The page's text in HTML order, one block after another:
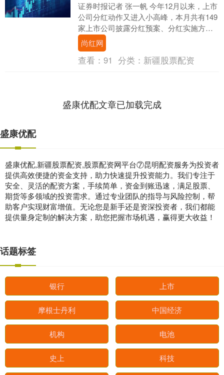
证券时报记者 张一帆 今年12月以来，上市
公司分红动作又进入小高峰，本月共有149
家上市公司披露分红预案、分红实施方
案，实施或计划实施分红金额共计超670亿
元。....
尚红网
查看： 91 分类： 新疆股票配资
盛康优配文章已加载完成
盛康优配
盛康优配,新疆股票配资,股票配资网平台⑦昆明配资服务为投资者
提供高效便捷的资金支持，助力快速提升投资能力。我们专注于
安全、灵活的配资方案，手续简单，资金到账迅速，满足股票、
期货等多领域的投资需求。通过专业团队的指导与风险控制，帮
助客户实现财富增值。无论您是新手还是资深投资者，我们都能
提供量身定制的解决方案，助您把握市场机遇，赢得更大收益！
话题标签
银行 上市
摩根士丹利 中国经济
机构 电池
史上 科技